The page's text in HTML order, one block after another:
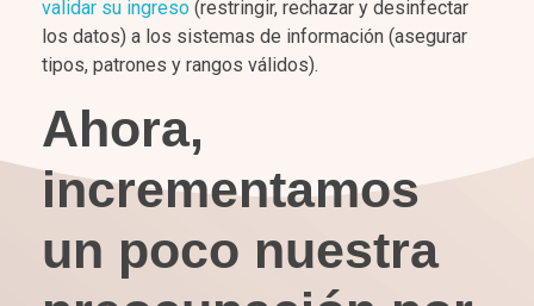
validar su ingreso (restringir, rechazar y desinfectar
los datos) a los sistemas de información (asegurar
tipos, patrones y rangos válidos).
Ahora,
incrementamos
un poco nuestra